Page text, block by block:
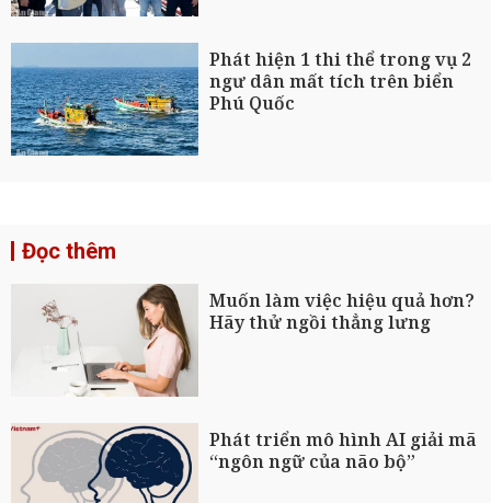
Phát hiện 1 thi thể trong vụ 2
ngư dân mất tích trên biển
Phú Quốc
Đọc thêm
Muốn làm việc hiệu quả hơn?
Hãy thử ngồi thẳng lưng
Phát triển mô hình AI giải mã
“ngôn ngữ của não bộ”